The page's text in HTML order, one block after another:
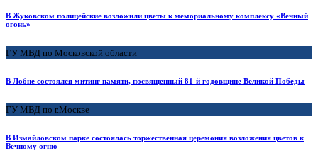
В Жуковском полицейские возложили цветы к мемориальному комплексу «Вечный
огонь»
ГУ МВД по Московской области
В Лобне состоялся митинг памяти, посвященный 81-й годовщине Великой Победы
ГУ МВД по г.Москве
В Измайловском парке состоялась торжественная церемония возложения цветов к
Вечному огню